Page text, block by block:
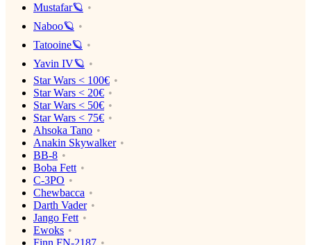
Mustafar🪐
Naboo🪐
Tatooine🪐
Yavin IV🪐
Star Wars < 100€
Star Wars < 20€
Star Wars < 50€
Star Wars < 75€
Ahsoka Tano
Anakin Skywalker
BB-8
Boba Fett
C-3PO
Chewbacca
Darth Vader
Jango Fett
Ewoks
Finn FN-2187